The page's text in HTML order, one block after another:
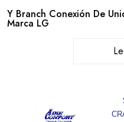
Y Branch Conexión De
Marca LG